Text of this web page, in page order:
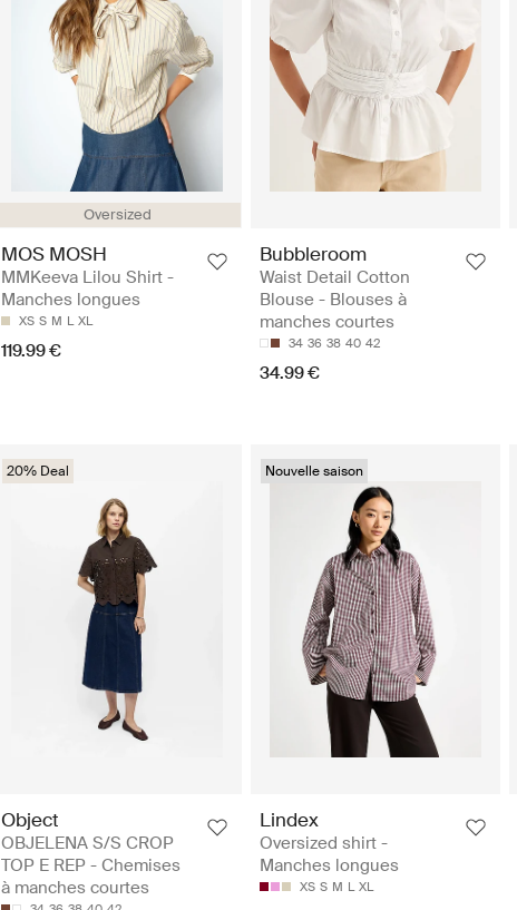
Oversized
MOS MOSH
MMKeeva Lilou Shirt -
Manches longues
XS S M L XL
119.99 €
Bubbleroom
Waist Detail Cotton
Blouse - Blouses à
manches courtes
34 36 38 40 42
34.99 €
20% Deal
Object
OBJELENA S/S CROP
TOP E REP - Chemises
à manches courtes
Nouvelle saison
Lindex
Oversized shirt -
Manches longues
XS S M L XL